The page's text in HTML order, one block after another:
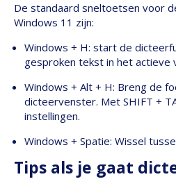
De standaard sneltoetsen voor
Windows 11 zijn:
Windows + H: start de
gesproken tekst in het actieve
Windows + Alt + H: Breng de
dicteervenster. Met SHIFT +
instellingen.
Windows + Spatie: Wissel
Tips als je gaat